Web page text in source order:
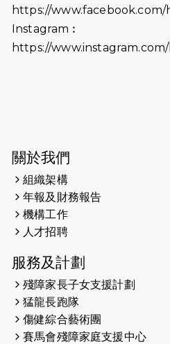
2026-06-18
猛龍長跑隊
2026-06-11
猛龍長跑隊
2026-05-28
2026-05-22
2026-05-21
2026-05-14
（19:00開始）
2026-05-07
開始）
https://www.facebook.com/
Instagram︰
https://
關於我們
組織架構
年報及財務報告
機構工作
人才招聘
服務及計劃
殘障家長子女支援計劃
猛龍長跑隊
傷健綜合藝術團
賽馬會殘障家庭支援中心